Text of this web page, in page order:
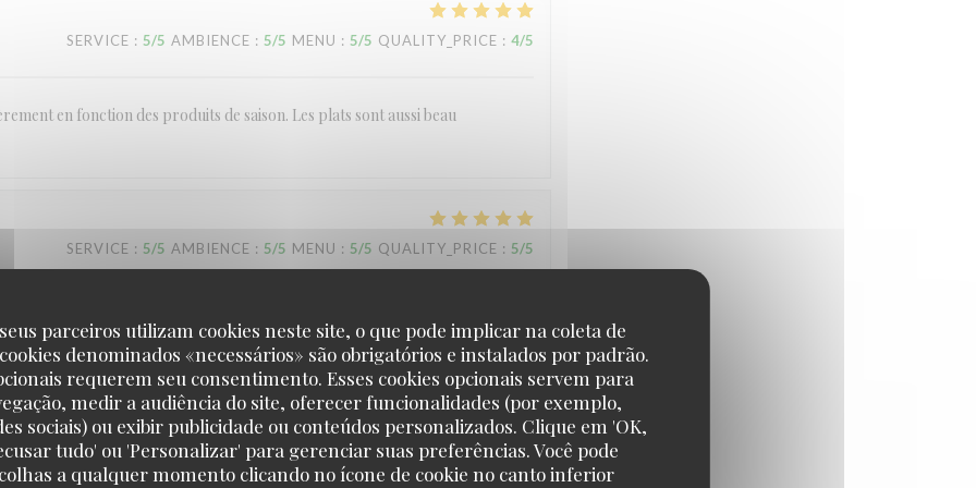
parceiros utilizam cookies neste site, o que pode implicar na coleta de
denominados «necessários» são obrigatórios e instalados por padrão.
requerem seu consentimento. Esses cookies opcionais servem para
medir a audiência do site, oferecer funcionalidades (por exemplo,
sociais) ou exibir publicidade ou conteúdos personalizados. Clique em 'OK,
tudo' ou 'Personalizar' para gerenciar suas preferências. Você pode
a qualquer momento clicando no ícone de cookie no canto inferior
SERVICE : 5/5 AMBIENCE : 5/5 MENU : 5/5 QUALITY_PRICE : 4/5
en fonction des produits de saison. Les plats sont aussi beau
SERVICE : 5/5 AMBIENCE : 5/5 MENU : 5/5 QUALITY_PRICE : 5/5
SERVICE: 5/5 AMBIENCE : 5/5 MENU: 5 /5 QUALITY_PRICE: 5 /5